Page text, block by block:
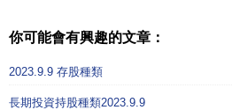
你可能會有興趣的文章：
2023.9.9 存股種類
長期投資持股種類2023.9.9